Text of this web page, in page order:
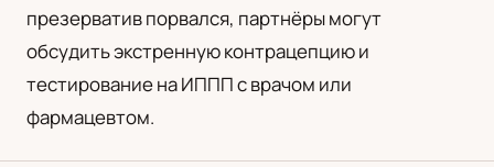
презерватив порвался, партнёры могут
обсудить экстренную контрацепцию и
тестирование на ИППП с врачом или
фармацевтом.